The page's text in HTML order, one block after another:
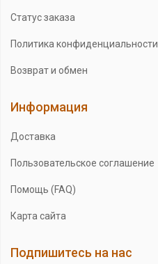
Статус заказа
Политика конфиденциальности
Возврат и обмен
Информация
Доставка
Пользовательское соглашение
Помощь (FAQ)
Карта сайта
Подпишитесь на нас